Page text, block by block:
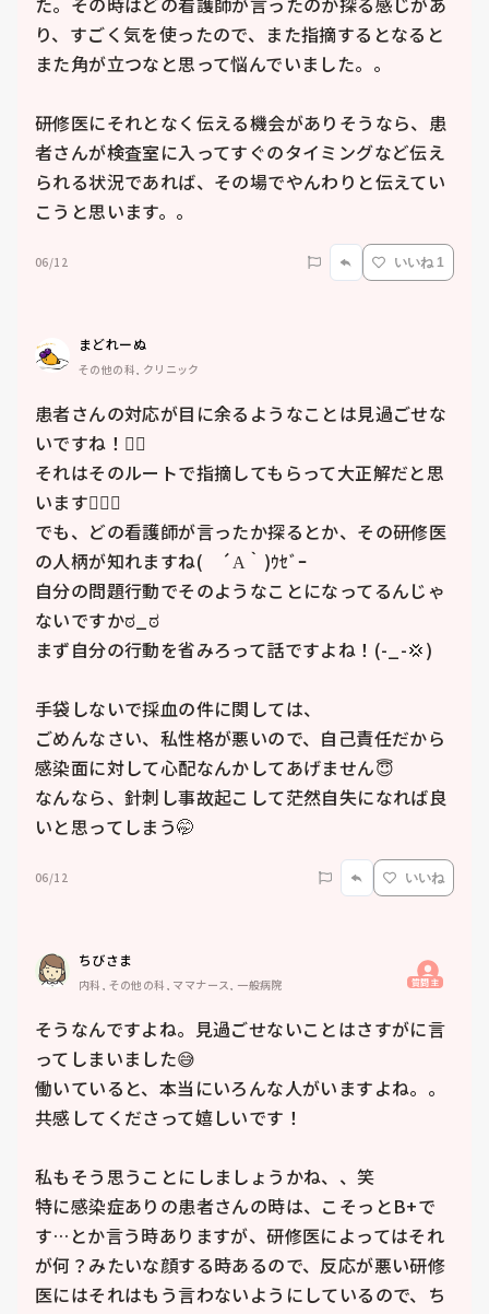
り、すごく気を使ったので、また指摘するとなると
また角が立つなと思って悩んでいました。。
研修医にそれとなく伝える機会がありそうなら、患
者さんが検査室に入ってすぐのタイミングなど伝え
られる状況であれば、その場でやんわりと伝えてい
こうと思います。。
06/12 いいね 1
まどれーぬ
その他の科, クリニック
患者さんの対応が目に余るようなことは見過ごせな
いですね！🙂‍↕️
それはそのルートで指摘してもらって大正解だと思
います🙆🏻‍♀️
でも、どの看護師が言ったか探るとか、その研修医
の人柄が知れますね(　´Α｀)ｳｾﾞｰ
自分の問題行動でそのようなことになってるんじゃ
ないですかಠ_ಠ
まず自分の行動を省みろって話ですよね！(-_-💢)
手袋しないで採血の件に関しては、
ごめんなさい、私性格が悪いので、自己責任だから
感染面に対して心配なんかしてあげません😇
なんなら、針刺し事故起こして茫然自失になれば良
いと思ってしまう🤭
06/12 いいね
ちびさま
内科, その他の科, ママナース, 一般病院 質問主
そうなんですよね。見過ごせないことはさすがに言
ってしまいました😅
働いていると、本当にいろんな人がいますよね。。
共感してくださって嬉しいです！
私もそう思うことにしましょうかね、、笑
特に感染症ありの患者さんの時は、こそっとB+で
す…とか言う時ありますが、研修医によってはそれ
が何？みたいな顔する時あるので、反応が悪い研修
医にはそれはもう言わないようにしているので、ち